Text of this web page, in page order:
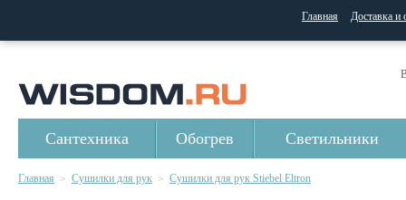
Главная Доставка и
Сантехника Обогрев Светильники
Главная > Сушилки для рук > Сушилки для рук Stiebel Eltron